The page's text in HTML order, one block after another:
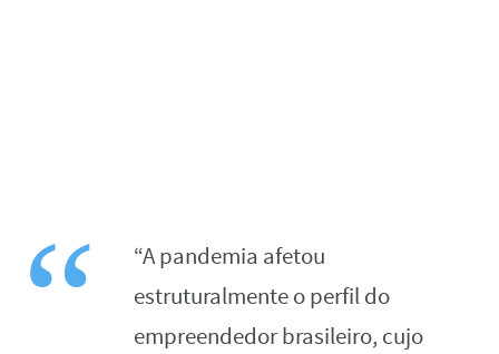
“A pandemia afetou
estruturalmente o perfil do
empreendedor brasileiro, cujo